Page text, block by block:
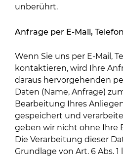
unberührt.
Anfrage per E-Mail,
Wenn Sie uns per E-Mail,
kontaktieren, wird Ihre
daraus hervorgehenden
Daten (Name, Anfrage)
Bearbeitung Ihres
gespeichert und
geben wir nicht ohne Ihre
Die Verarbeitung dieser
Grundlage von Art. 6 Abs. 1